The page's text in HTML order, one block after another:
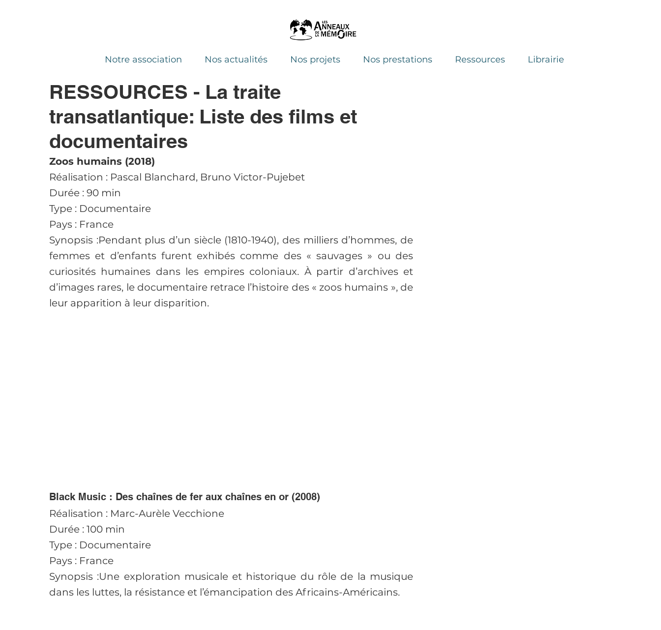
Notre association Nos actualités Nos projets Nos prestations Ressources Librairie
RESSOURCES - La traite
transatlantique: Liste des films et
documentaires
Zoos humains (2018)
Réalisation : Pascal Blanchard, Bruno Victor-Pujebet
Durée : 90 min
Type : Documentaire
Pays : France
Synopsis :Pendant plus d’un siècle (1810-1940), des milliers d’hommes, de
femmes et d’enfants furent exhibés comme des « sauvages » ou des
curiosités humaines dans les empires coloniaux. À partir d’archives et
d’images rares, le documentaire retrace l’histoire des « zoos humains », de
leur apparition à leur disparition.
Black Music : Des chaînes de fer aux chaînes en or (2008)
Réalisation : Marc-Aurèle Vecchione
Durée : 100 min
Type : Documentaire
Pays : France
Synopsis :Une exploration musicale et historique du rôle de la musique
dans les luttes, la résistance et l’émancipation des Africains-Américains.